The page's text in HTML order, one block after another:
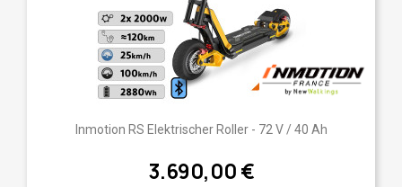
Inmotion RS Elektrischer Roller - 72 V / 40 Ah
3.690,00 €